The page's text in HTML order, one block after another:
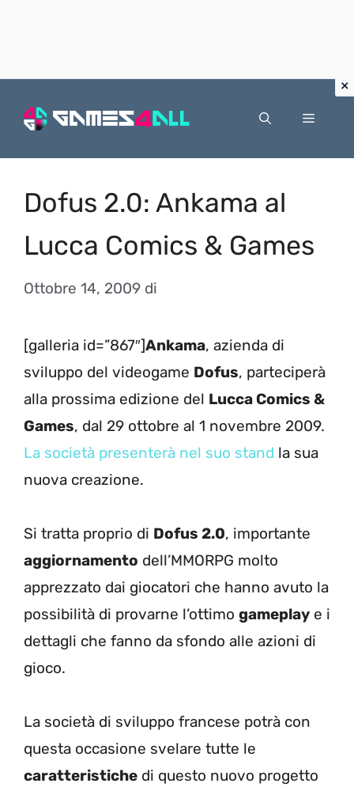
Menu
Dofus 2.0: Ankama al
Lucca Comics & Games
Ottobre 14, 2009 di
[galleria id=”867″]Ankama, azienda di
sviluppo del videogame Dofus, parteciperà
alla prossima edizione del Lucca Comics &
Games, dal 29 ottobre al 1 novembre 2009.
La società presenterà nel suo stand la sua
nuova creazione.
Si tratta proprio di Dofus 2.0, importante
aggiornamento dell’MMORPG molto
apprezzato dai giocatori che hanno avuto la
possibilità di provarne l’ottimo gameplay e i
dettagli che fanno da sfondo alle azioni di
gioco.
La società di sviluppo francese potrà con
questa occasione svelare tutte le
caratteristiche di questo nuovo progetto